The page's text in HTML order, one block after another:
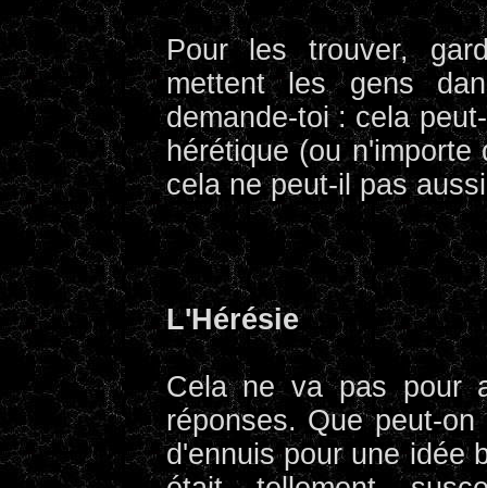
Pour les trouver,
mettent les gens
demande-toi : cela
hérétique (ou
cela ne peut-il pas
L'Hérésie
Cela ne va pas pour
réponses. Que peut-
d'ennuis pour une idée